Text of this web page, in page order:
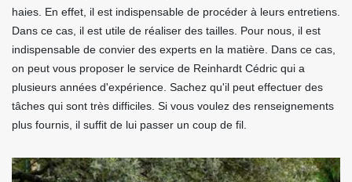
haies. En effet, il est indispensable de procéder à leurs entretiens.
Dans ce cas, il est utile de réaliser des tailles. Pour nous, il est
indispensable de convier des experts en la matière. Dans ce cas,
on peut vous proposer le service de Reinhardt Cédric qui a
plusieurs années d'expérience. Sachez qu'il peut effectuer des
tâches qui sont très difficiles. Si vous voulez des renseignements
plus fournis, il suffit de lui passer un coup de fil.